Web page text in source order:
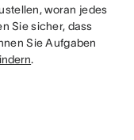
woran jedes
Sie sicher, dass
Sie Aufgaben
.